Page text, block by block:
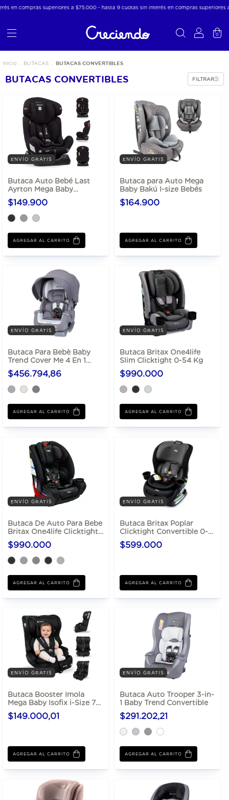
compras superiores a $75.000 - hasta 9 cuotas sin interés en compras superiores a
0
Inicio BUTACAS BUTACAS CONVERTIBLES
BUTACAS CONVERTIBLES FILTRAR
ENVÍO GRATIS
Butaca Auto Bebé Last
Ayrton Mega Baby
Convertible 0-25 Kg
$149.900
AGREGAR AL CARRITO
ENVÍO GRATIS
Butaca para Auto Mega
Baby Bakú I-size Bebés
$164.900
ENVÍO GRATIS
Butaca Para Bebè Baby
Trend Cover Me 4 En 1
Convertible Hasta 45 Kg
$456.794,86
AGREGAR AL CARRITO
ENVÍO GRATIS
Butaca Britax One4life
Slim Clicktight 0-54 Kg
$990.000
AGREGAR AL CARRITO
ENVÍO GRATIS
Butaca De Auto Para Bebe
Britax One4life Clicktight
Hasta 54 Kg
$990.000
AGREGAR AL CARRITO
ENVÍO GRATIS
Butaca Britax Poplar
Clicktight Convertible 0-
30kg
$599.000
AGREGAR AL CARRITO
ENVÍO GRATIS
Butaca Booster Imola
Mega Baby Isofix i-Size 76
a 150 cm
$149.000,01
ENVÍO GRATIS
Butaca Auto Trooper 3-in-
1 Baby Trend Convertible
$291.202,21
AGREGAR AL CARRITO